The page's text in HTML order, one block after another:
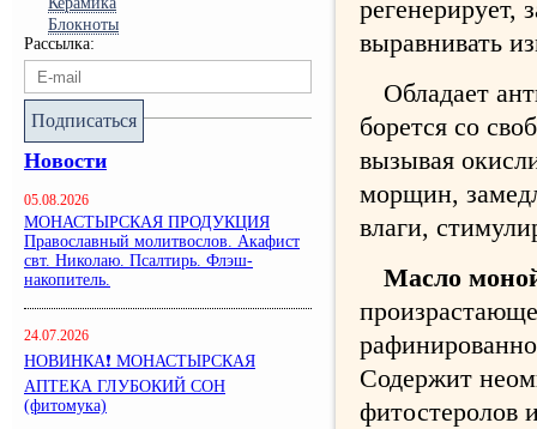
Блокноты
Рассылка:
Подписаться
Новости
05.08.2026
МОНАСТЫРСКАЯ ПРОДУКЦИЯ
Православный молитвослов. Акафист
свт. Николаю. Псалтирь. Флэш-
накопитель.
24.07.2026
НОВИНКА❗ МОНАСТЫРСКАЯ
АПТЕКА ГЛУБОКИЙ СОН
(фитомука)
регенерирует,
выравнивать
Обладает
борется со
вызывая
морщин,
влаги,
Масло
Содержит
фитостеролов